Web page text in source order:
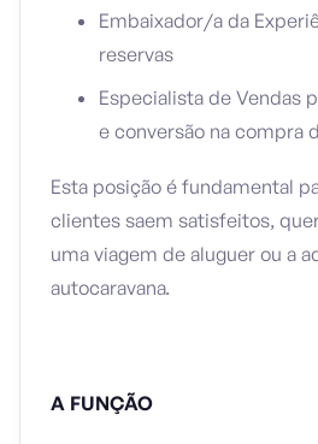
Embaixador/a da
reservas
Especialista de Vendas
e conversão na compra
Esta posição é fundamental
clientes saem satisfeitos,
uma viagem de aluguer ou a
autocaravana.
A FUNÇÃO